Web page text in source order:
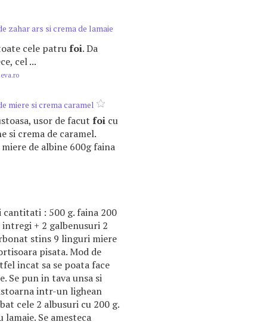
zahar ars si crema de lamaie
cele patrufoi. Da
cel ...
miere si crema caramel
usor de facut foi cu
si crema de caramel.
de albine 600g faina
: 500 g. faina 200
intregi + 2 galbenusuri 2
stins 9 linguri miere
pisata. Mod de
incat sa se poata face
Se pun in tava unsa si
intr-un lighean
cele 2 albusuri cu 200 g.
Se amesteca